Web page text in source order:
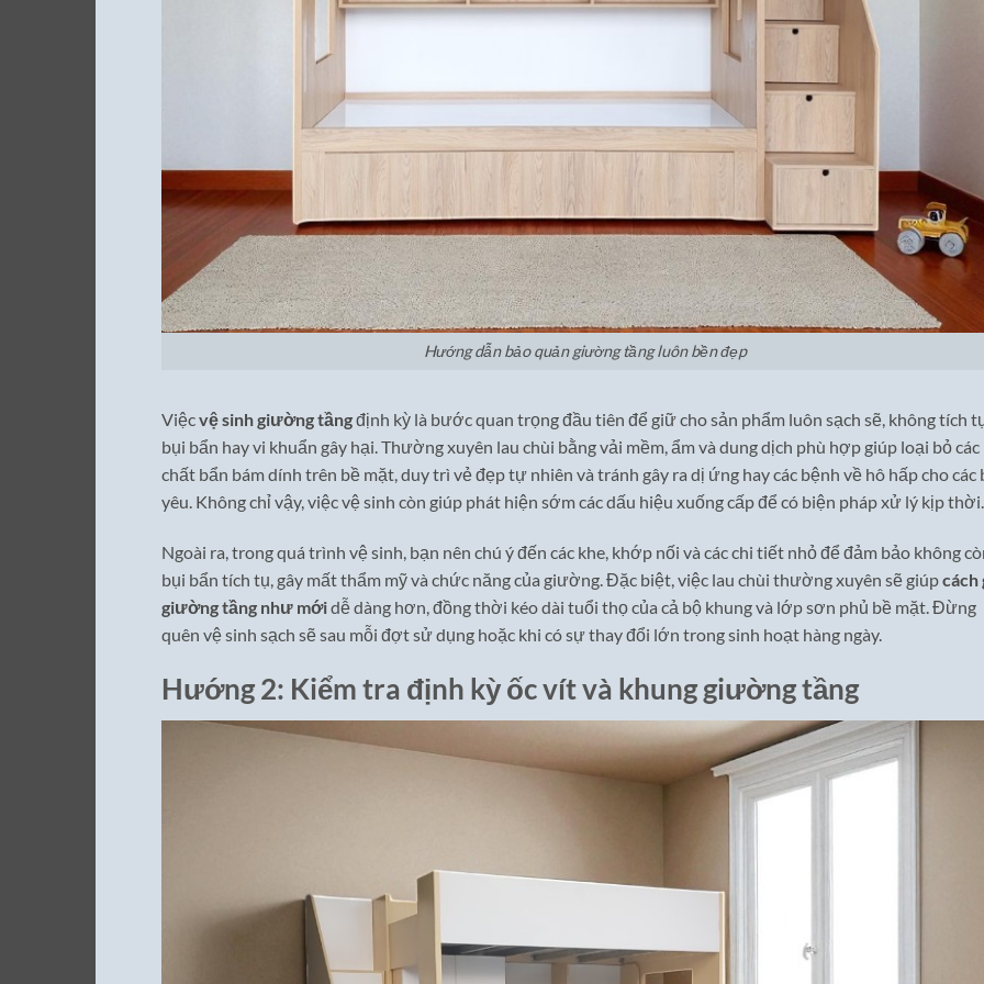
Hướng dẫn bảo quản giường tầng luôn bền đẹp
Việcvệ sinh giường tầngđịnh kỳ là bước quan trọng đầu tiên để giữ cho sản phẩm luôn sạch sẽ, không tích
bụi bẩn hay vi khuẩn gây hại. Thường xuyên lau chùi bằng vải mềm, ẩm và dung dịch phù hợp giúp loại bỏ các
chất bẩn bám dính trên bề mặt, duy trì vẻ đẹp tự nhiên và tránh gây ra dị ứng hay các bệnh về hô hấp cho các
yêu. Không chỉ vậy, việc vệ sinh còn giúp phát hiện sớm các dấu hiệu xuống cấp để có biện pháp xử lý kịp thời.
Ngoài ra, trong quá trình vệ sinh, bạn nên chú ý đến các khe, khớp nối và các chi tiết nhỏ để đảm bảo không
bụi bẩn tích tụ, gây mất thẩm mỹ và chức năng của giường. Đặc biệt, việc lau chùi thường xuyên sẽ giúpcách
giường tầng như mớidễ dàng hơn, đồng thời kéo dài tuổi thọ của cả bộ khung và lớp sơn phủ bề mặt. Đừng
quên vệ sinh sạch sẽ sau mỗi đợt sử dụng hoặc khi có sự thay đổi lớn trong sinh hoạt hàng ngày.
Hướng 2: Kiểm tra định kỳ ốc vít và khung giường tầng